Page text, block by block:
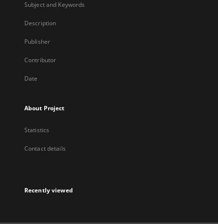
Subject and Keywords
Description
Publisher
Contributor
Date
About Project
Statistics
Contact details
Recently viewed